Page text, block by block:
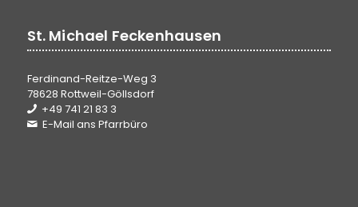
St. Michael Feckenhausen
Ferdinand-Reitze-Weg 3
78628 Rottweil-Göllsdorf
+49 741 21 83 3
E-Mail ans Pfarrbüro